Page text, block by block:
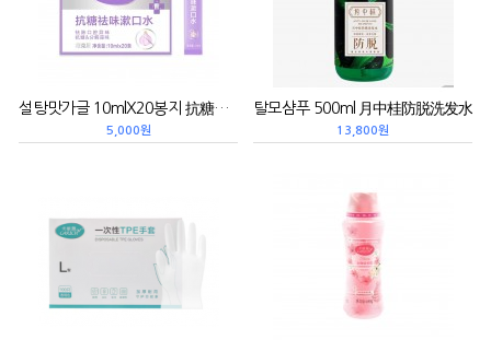
설탕맛가글 10mlX20봉지 抗糖趣味漱口水
5,000원
탈모샴푸 500ml 月中桂防脱洗发水
13,800원